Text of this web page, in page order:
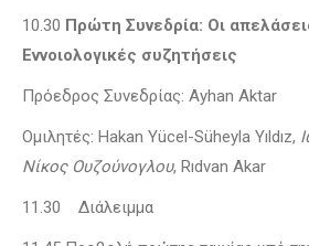
10.30 Πρώτη Συνεδρία: Οι
Εννοιολογικές συζητήσεις
Πρόεδρος Συνεδρίας: Ayhan Aktar
Ομιλητές: Hakan Yücel-Süheyla Yıldız,
Νίκος Ουζούνογλου, Rıdvan Akar
11.30 Διάλειμμα